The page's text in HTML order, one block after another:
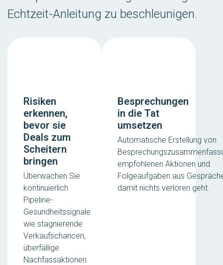
Echtzeit-Anleitung zu beschleunigen.
Risiken
erkennen,
bevor sie
Deals zum
Scheitern
bringen
Überwachen Sie
kontinuierlich
Pipeline-
Gesundheitssignale
wie stagnierende
Verkaufschancen,
überfällige
Nachfassaktionen
Besprechungen
in die Tat
umsetzen
Automatische Erstellung von
empfohlenen Aktionen und
Folgeaufgaben aus
damit nichts verloren geht.